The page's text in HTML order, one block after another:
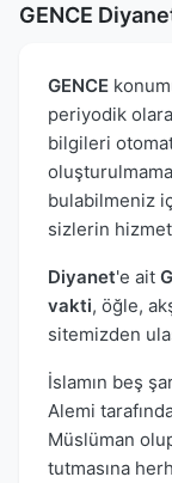
GENCE
GENCE
periyodik
bilgileri
bulabilmeniz
sizlerin
Diyanet'e ait
vakti, öğle,
sitemizden
İslamın beş
Alemi
Müslüman
tutmasına